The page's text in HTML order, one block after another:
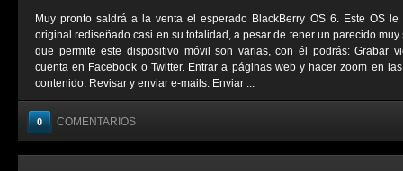
Muy pronto saldrá a la venta el esperado BlackBerry OS 6. Este OS
original rediseñado casi en su totalidad, a pesar de tener un parecido
que permite este dispositivo móvil son varias, con él podrás: Grabar
cuenta en Facebook o Twitter. Entrar a páginas web y hacer zoom en
contenido. Revisar y enviar e-mails. Enviar ...
0 COMENTARIOS